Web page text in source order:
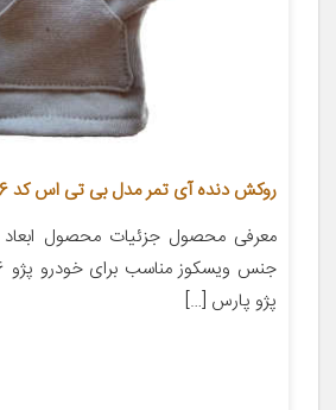
روکش دنده آی تمر مدل بی تی اس کد 426
پژو پارس […]